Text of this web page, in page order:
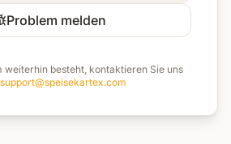
Problem melden
weiterhin besteht, kontaktieren Sie uns
support@speisekartex.com